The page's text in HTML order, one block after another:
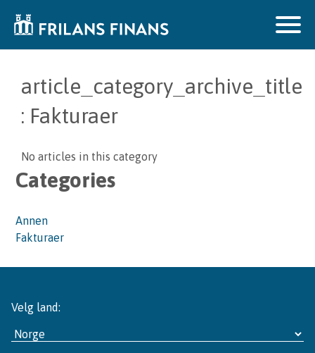
article_category_archive_title
: Fakturaer
No articles in this category
Categories
Annen
Fakturaer
Velg land: